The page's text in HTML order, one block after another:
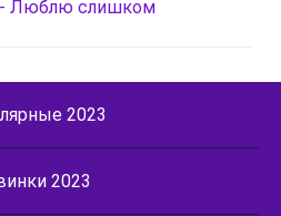
- Люблю слишком
2023
2023